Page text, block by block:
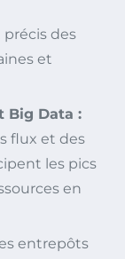
des
et
Big Data :
flux et des
les pics
en
entrepôts